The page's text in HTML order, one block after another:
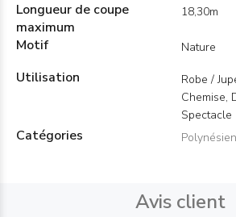
Longueur de coupe
maximum
18,30m
Motif Nature
Utilisation
Robe /
Chemise,
Spectacle
Catégories Polynésien
Avis client